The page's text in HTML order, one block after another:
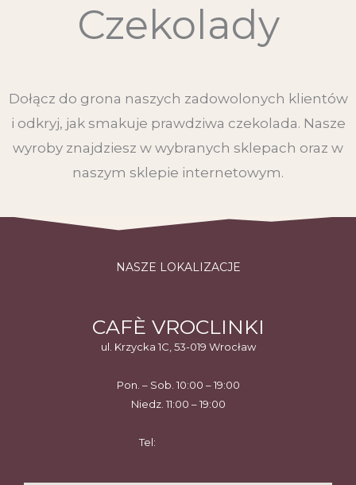
Czekolady
Dołącz do grona naszych zadowolonych klientów
i odkryj, jak smakuje prawdziwa czekolada. Nasze
wyroby znajdziesz w wybranych sklepach oraz w
naszym sklepie internetowym.
NASZE LOKALIZACJE
CAFÈ VROCLINKI
ul. Krzycka 1C, 53-019 Wrocław
Pon. – Sob. 10:00 – 19:00
Niedz. 11:00 – 19:00
Tel: